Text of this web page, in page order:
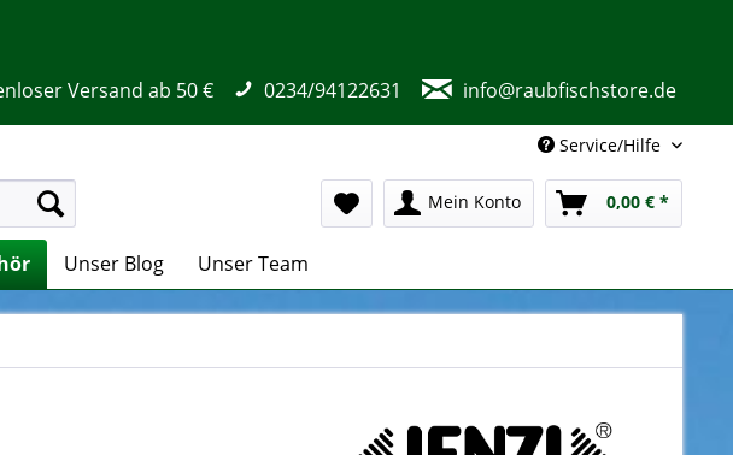
Versand ab 50 € 0234/94122631 info@raubfischstore.de
Service/Hilfe
Mein Konto 0,00 € *
Unser Blog Unser Team